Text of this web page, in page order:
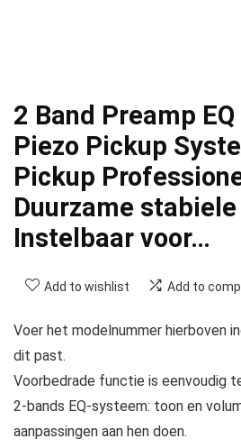
2 Band Preamp
Piezo Pickup
Pickup
Duurzame
Instelbaar voor…
Add to wishlist Add to
Voer het modelnummer hierboven
dit past.
Voorbedrade functie is eenvoudig
2-bands EQ-systeem: toon en
aanpassingen aan hen doen.